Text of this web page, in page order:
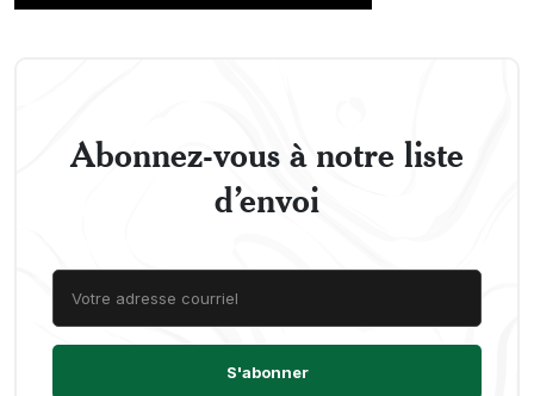
Abonnez-vous à notre liste
d’envoi